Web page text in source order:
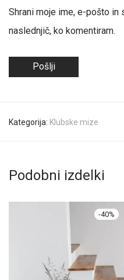
Shrani moje ime, e-pošto
naslednjič, ko komentiram.
Kategorija: Klubske mize
Podobni izdelki
-40%